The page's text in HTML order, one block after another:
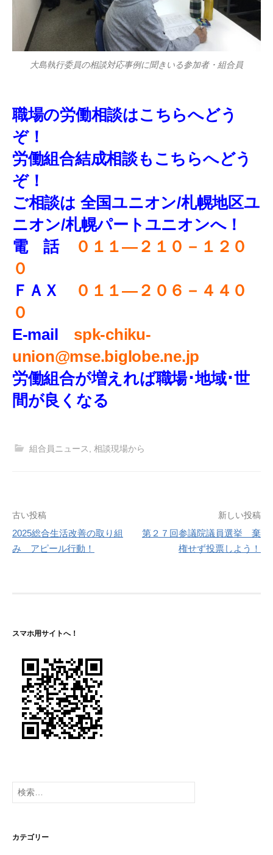
大島執行委員の相談対応事例に聞きいる参加者・組合員
職場の労働相談はこちらへどう
ぞ！
労働組合結成相談もこちらへどう
ぞ！
ご相談は 全国ユニオン/札幌地区ユ
ニオン/札幌パートユニオンへ！
電 話
０１１—２１０－１２０
０
ＦＡＸ
０１１—２０６－４４０
０
E-mail spk-chiku-
union@mse.biglobe.ne.jp
労働組合が増えれば職場･地域･世
間が良くなる
組合員ニュース 相談現場から
投
稿
ー
ョ
ン
古い投稿
2025総合生活改善の取り組
み アピール行動！
新しい投稿
第２７回参議院議員選挙 棄
権せず投票しよう！
スマホ用サイトへ！
検
索:
カテゴリー